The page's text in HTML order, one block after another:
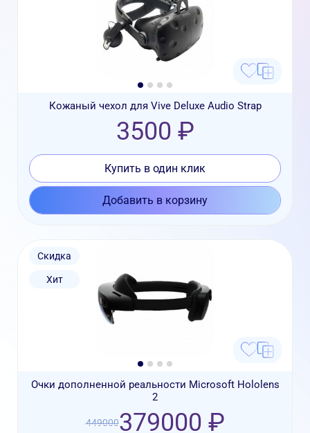
Кожаный чехол для Vive Deluxe Audio Strap
3500 ₽
Купить в один клик
Добавить в корзину
Скидка
Хит
Очки дополненной реальности Microsoft Hololens
2
449000379000 ₽